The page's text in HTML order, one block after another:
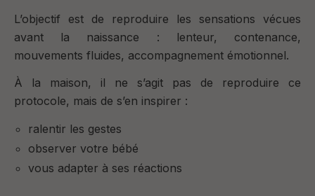
L’objectif est de reproduire les sensations vécues
avant la naissance : lenteur, contenance,
mouvements fluides, accompagnement émotionnel.
À la maison, il ne s’agit pas de reproduire ce
protocole, mais de s’en inspirer :
ralentir les gestes
observer votre bébé
vous adapter à ses réactions